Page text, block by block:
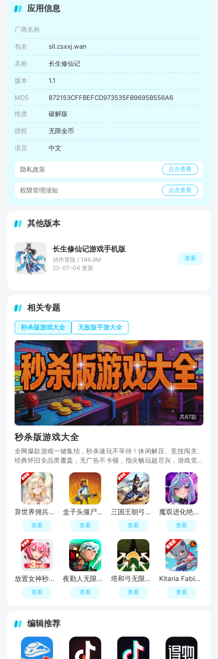
应用信息
厂商名称
包名 sll.csxxj.wan
名称 长生修仙记
版本 1.1
MD5 872153CFFBEFCD973535FB9695B556A6
性质 破解版
授权 无限金币
语言 中文
隐私政策 点击查看
权限管理须知 点击查看
其他版本
长生修仙记游戏手机版
动作冒险 / 194.9M
25-07-04 更新
查看
相关专题
秒杀版游戏大全 无敌版手游大全
共67款
秒杀版游戏大全
全网爆款游戏一键集结，秒杀速玩不等待！休闲解压、竞技闯关、
经典怀旧全品类覆盖，无广告不卡顿，指尖畅玩超尽兴，游戏党私
异世界佣兵团养成记内置修改器手机版
查看
盒子头僵尸必须死辅助菜单版
查看
三国王朝弓手内购破解版最新版
查看
魔双进化绝境生存无限经验(DeviDeviSurvivor)
查看
放置女神秒杀无敌版破解版
查看
夜勤人无限金币破解版
查看
塔和弓无限金币钻石破解版
查看
Kitaria Fables奇塔利亚童话无限金钱破解版
查看
编辑推荐